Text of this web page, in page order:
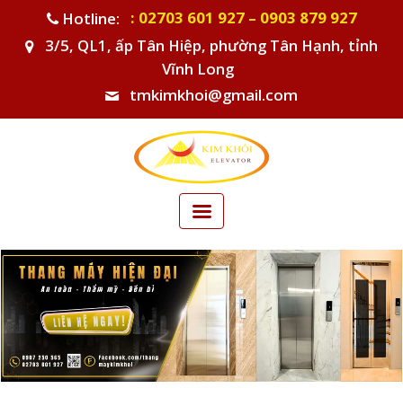
Hotline:
: 02703 601 927 – 0903 879 927
3/5, QL1, ấp Tân Hiệp, phường Tân Hạnh, tỉnh
Vĩnh Long
tmkimkhoi@gmail.com